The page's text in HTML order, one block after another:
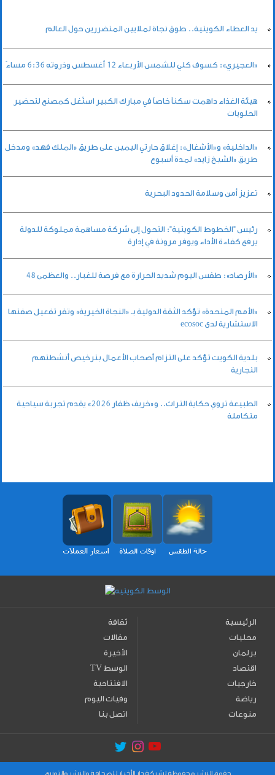
يد العطاء الكويتية.. طوق نجاة لملايين المتضررين حول العالم
«العجيري»: كسوف كلي للشمس الأربعاء 12 أغسطس وذروته 6:36 مساءً
هيئة الغذاء داهمت سكناً خاصاً في مبارك الكبير استُغل كمصنع لتحضير
الحلويات
«الداخلية» و«الأشغال»: إغلاق حارتي اليمين على طريق «الملك فهد» ومدخل
طريق «الشيخ زايد» لمدة أسبوع
تعزيز أمن وسلامة الحدود البحرية
رئيس "الخطوط الكويتية": التحول إلى شركة مساهمة مملوكة للدولة
يرفع كفاءة الأداء ويوفر مرونة في إدارة
«الأرصاد»: طقس اليوم شديد الحرارة مع فرصة للغبار.. والعظمى 48
«الأمم المتحدة» تؤكد الثقة الدولية بـ «النجاة الخيرية» وتقر تفعيل صفتها
الاستشارية لدى ecosoc
بلدية الكويت تؤكد على التزام أصحاب الأعمال بترخيص أنشطتهم
التجارية
الطبيعة تروي حكاية التراث.. و«خريف ظفار 2026» يقدم تجربة سياحية
متكاملة
الرئيسية
محليات
برلمان
اقتصاد
خارجيات
رياضة
منوعات
ثقافة
مقالات
الأخيرة
TV الوسط
الافتتاحية
وفيات اليوم
اتصل بنا